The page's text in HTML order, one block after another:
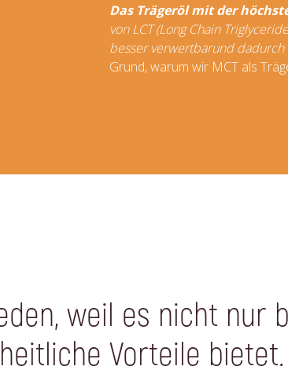
Das Trägeröl mit der
von LCT (Long Chain
besser verwertbarund dadurch
Grund, warum wir MCT als
weil es nicht nur
Vorteile bietet.